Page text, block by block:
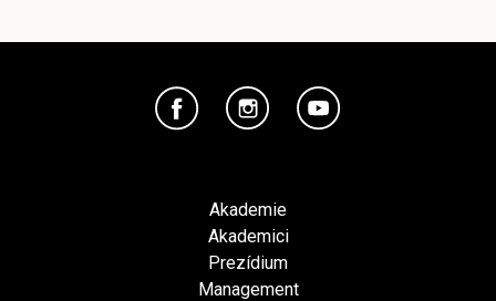
Akademie
Akademici
Prezídium
Management